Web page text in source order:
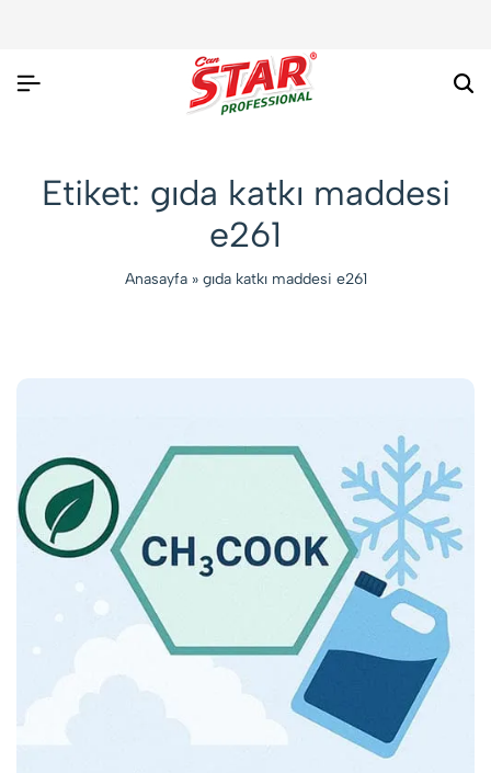
Etiket: gıda katkı maddesi
e261
Anasayfa» gıda katkı maddesi e261